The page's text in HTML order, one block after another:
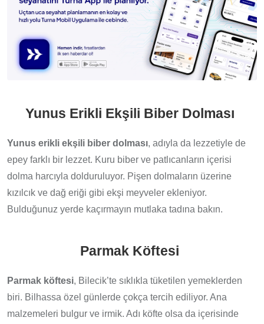
Yunus Erikli Ekşili Biber Dolması
Yunus erikli ekşili biber dolması, adıyla da lezzetiyle de
epey farklı bir lezzet. Kuru biber ve patlıcanların içerisi
dolma harcıyla dolduruluyor. Pişen dolmaların üzerine
kızılcık ve dağ eriği gibi ekşi meyveler ekleniyor.
Bulduğunuz yerde kaçırmayın mutlaka tadına bakın.
Parmak Köftesi
Parmak köftesi, Bilecik’te sıklıkla tüketilen yemeklerden
biri. Bilhassa özel günlerde çokça tercih ediliyor. Ana
malzemeleri bulgur ve irmik. Adı köfte olsa da içerisinde